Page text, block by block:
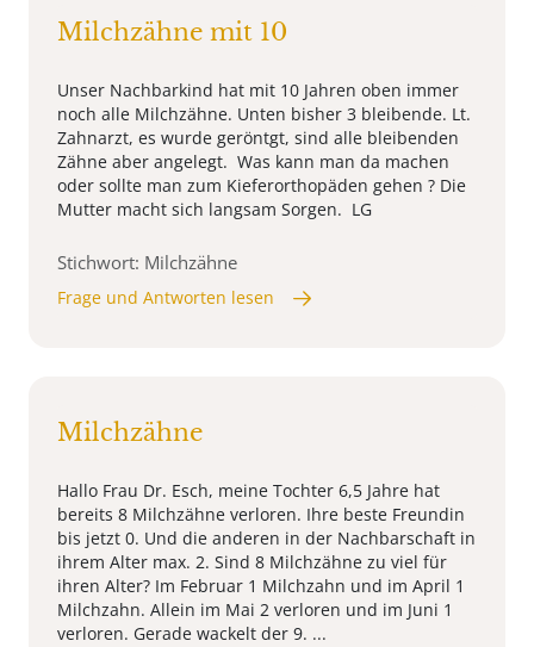
Milchzähne mit 10
Unser Nachbarkind hat mit 10 Jahren oben immer
noch alle Milchzähne. Unten bisher 3 bleibende. Lt.
Zahnarzt, es wurde geröntgt, sind alle bleibenden
Zähne aber angelegt. Was kann man da machen
oder sollte man zum Kieferorthopäden gehen ? Die
Mutter macht sich langsam Sorgen. LG
Stichwort: Milchzähne
Frage und Antworten lesen
Milchzähne
Hallo Frau Dr. Esch, meine Tochter 6,5 Jahre hat
bereits 8 Milchzähne verloren. Ihre beste Freundin
bis jetzt 0. Und die anderen in der Nachbarschaft in
ihrem Alter max. 2. Sind 8 Milchzähne zu viel für
ihren Alter? Im Februar 1 Milchzahn und im April 1
Milchzahn. Allein im Mai 2 verloren und im Juni 1
verloren. Gerade wackelt der 9. ...